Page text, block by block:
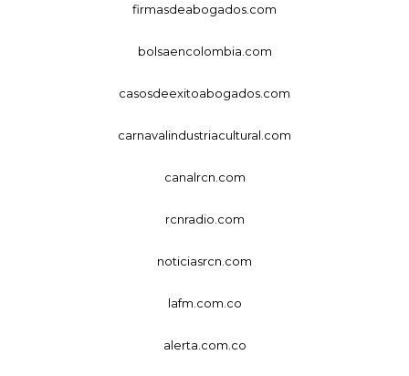
firmasdeabogados.com
bolsaencolombia.com
casosdeexitoabogados.com
carnavalindustriacultural.com
canalrcn.com
rcnradio.com
noticiasrcn.com
lafm.com.co
alerta.com.co